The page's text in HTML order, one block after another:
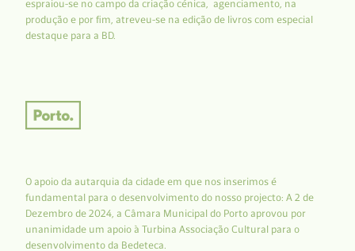
espraiou-se no campo da criação cénica, agenciamento, na
produção e por fim, atreveu-se na edição de livros com especial
destaque para a BD.
O apoio da autarquia da cidade em que nos inserimos é
fundamental para o desenvolvimento do nosso projecto: A 2 de
Dezembro de 2024, a Câmara Municipal do Porto aprovou por
unanimidade um apoio à Turbina Associação Cultural para o
desenvolvimento da Bedeteca.